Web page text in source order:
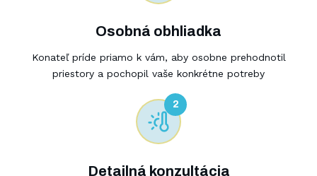
Osobná obhliadka
Konateľ príde priamo k vám, aby osobne prehodnotil
priestory a pochopil vaše konkrétne potreby
2
Detailná konzultácia